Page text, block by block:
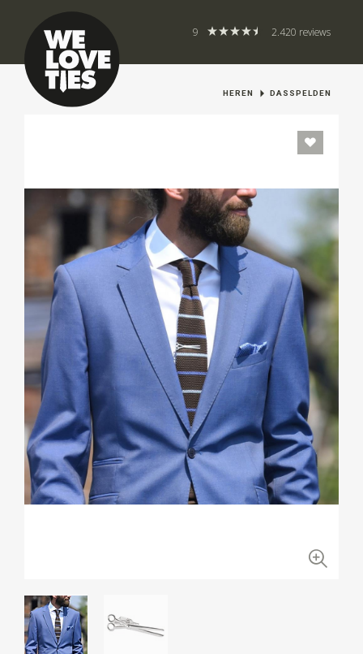
9 2.420 reviews
HEREN DASSPELDEN